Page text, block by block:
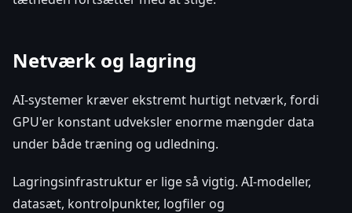
Netværk og lagring
AI-systemer kræver ekstremt hurtigt netværk, fordi
GPU'er konstant udveksler enorme mængder data
under både træning og udledning.
Lagringsinfrastruktur er lige så vigtig. AI-modeller,
datasæt, kontrolpunkter, logfiler og